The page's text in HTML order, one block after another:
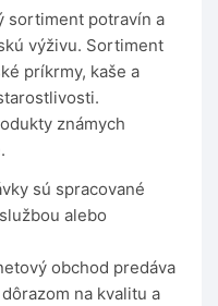
sortiment potravín a
výživu. Sortiment
príkrmy, kaše a
známych
sú spracované
alebo
obchod predáva
na kvalitu a